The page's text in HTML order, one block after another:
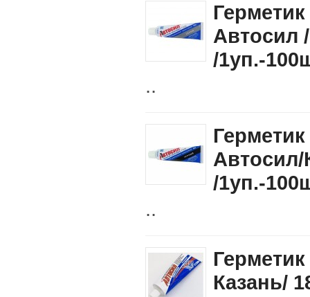
Автосил
/1уп.-
..
Автосил/
/1уп.-
..
Казань/